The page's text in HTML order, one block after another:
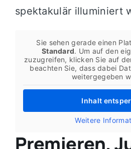
spektakulär illuminiert
Sie sehen gerade einen
Standard. Um auf den
zuzugreifen, klicken Sie auf
beachten Sie, dass dabei
weitergegeben
Inhalt
Weitere
Premieren,